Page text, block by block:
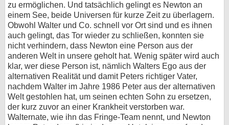
zu ermöglichen. Und tatsächlich gelingt es Newton an
einem See, beide Universen für kurze Zeit zu überlagern.
Obwohl Walter und Co. schnell vor Ort sind und es ihnen
auch gelingt, das Tor wieder zu schließen, konnten sie
nicht verhindern, dass Newton eine Person aus der
anderen Welt in unsere geholt hat. Wenig später wird auch
klar, wer diese Person ist, nämlich Walters Ego aus der
alternativen Realität und damit Peters richtiger Vater,
nachdem Walter im Jahre 1986 Peter aus der alternativen
Welt gestohlen hat, um seinen echten Sohn zu ersetzen,
der kurz zuvor an einer Krankheit verstorben war.
Walternate, wie ihn das Fringe-Team nennt, und Newton